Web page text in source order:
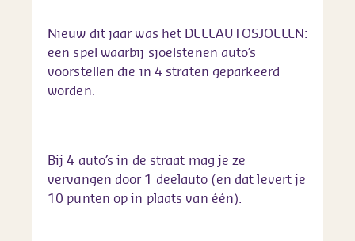
Nieuw dit jaar was het DEELAUTOSJOELEN:
een spel waarbij sjoelstenen auto’s
voorstellen die in 4 straten geparkeerd
worden.
Bij 4 auto’s in de straat mag je ze
vervangen door 1 deelauto (en dat levert je
10 punten op in plaats van één).